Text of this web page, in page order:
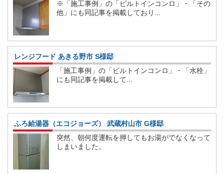
※「施工事例」の「ビルトインコンロ」・「その
他」にも同記事を掲載しており...
レンジフード あきる野市 S様邸
「施工事例」の「ビルトインコンロ」・「水栓」
にも同記事を掲載して...
ふろ給湯器（エコジョーズ） 武蔵村山市 G様邸
突然、朝何度運転を押してもお湯がでなくなって
しまいました。